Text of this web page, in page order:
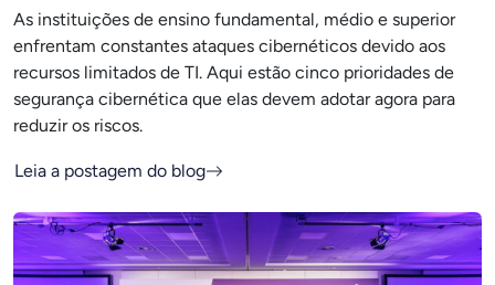
As instituições de ensino fundamental, médio e superior
enfrentam constantes ataques cibernéticos devido aos
recursos limitados de TI. Aqui estão cinco prioridades de
segurança cibernética que elas devem adotar agora para
reduzir os riscos.
Leia a postagem do blog